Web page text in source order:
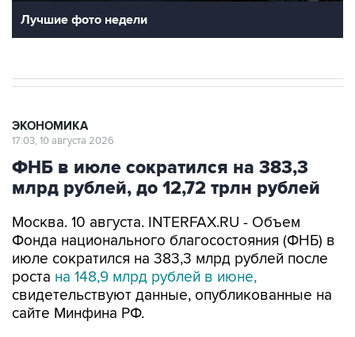
Лучшие фото недели
ЭКОНОМИКА
17:03, 10 августа 2026
ФНБ в июле сократился на 383,3
млрд рублей, до 12,72 трлн рублей
Москва. 10 августа. INTERFAX.RU - Объем
Фонда национального благосостояния (ФНБ) в
июле сократился на 383,3 млрд рублей после
роста на 148,9 млрд рублей в июне,
свидетельствуют данные, опубликованные на
сайте Минфина РФ.